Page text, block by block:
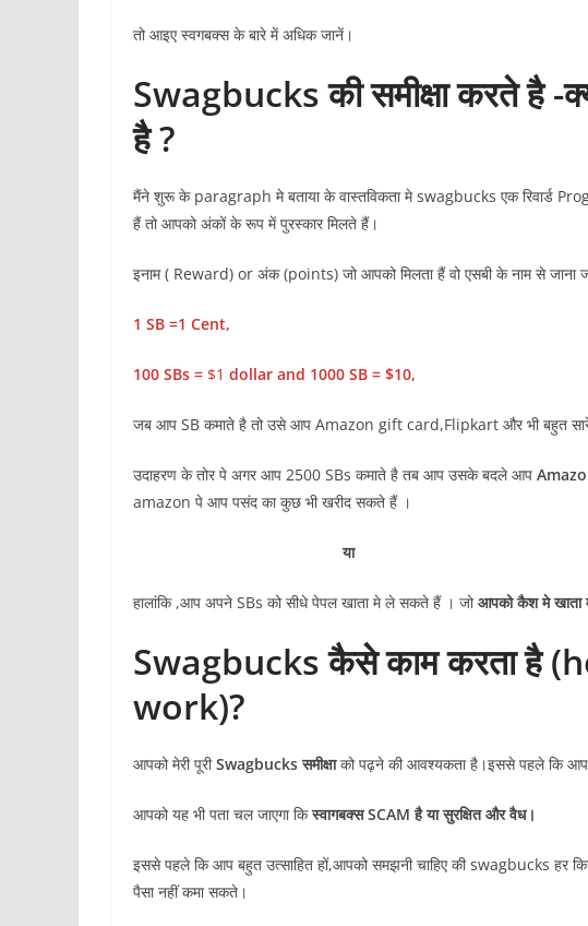
तो आइए स्वगबक्स के बारे में अधिक जानें।
Swagbucks की समीक्षा करते है
है ?
मैंने शुरू के paragraph मे बताया के वास्तविकता मे swagbucks एक रिवार्ड
हैं तो आपको अंकों के रूप में पुरस्कार मिलते हैं।
इनाम ( Reward) or अंक (points) जो आपको मिलता हैं वो एसबी के नाम से जाना
1 SB =1 Cent,
100 SBs = $1 dollar and 1000 SB = $10,
जब आप SB कमाते है तो उसे आप Amazon gift card,Flipkart और भी बहुत
उदाहरण के तोर पे अगर आप 2500 SBs कमाते है तब आप उसके बदले आप
amazon पे आप पसंद का कुछ भी खरीद सकते हैं ।
या
हालांकि ,आप अपने SBs को सीधे पेपल खाता मे ले सकते हैं । जोआपको कैश मे
Swagbucks कैसे काम करता है
work)?
आपको मेरी पूरीSwagbucks समीक्षाको पढ़ने की आवश्यकता है।इससे पहले कि
आपको यह भी पता चल जाएगा किस्वागबक्स SCAM है या सुरक्षित और वैध।
इससे पहले कि आप बहुत उत्साहित हों,आपको समझनी चाहिए की swagbucks हर
पैसा नहीं कमा सकते।